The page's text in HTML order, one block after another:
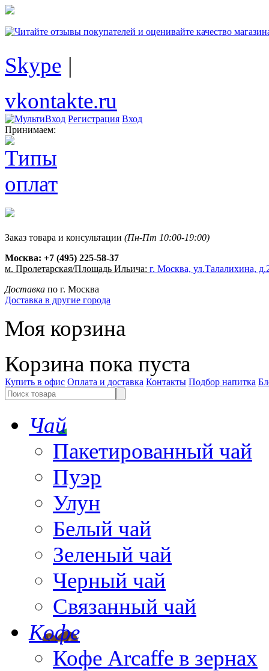
Skype |
vkontakte.ru
Регистрация Вход
Принимаем:
Заказ товара и консультации (Пн-Пт 10:00-19:00)
Москва: +7 (495) 225-58-37
м. Пролетарская/Площадь Ильича: г. Москва, ул.Талалихина,
Доставка по г. Москва
Доставка в другие города
Моя корзина
Корзина пока пуста
Купить в офис Оплата и доставка Контакты Подбор напитка
Чай
Пакетированный чай
Пуэр
Улун
Белый чай
Зеленый чай
Черный чай
Связанный чай
Кофе
Кофе Arcaffe в зернах